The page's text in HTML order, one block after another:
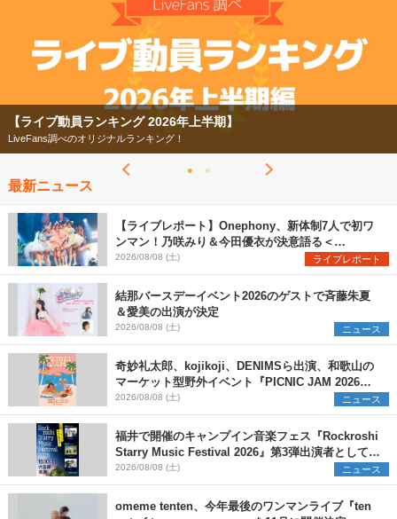
【ライブ動員ランキング 2026年上半期】
LiveFans調べのオリジナルランキング！
最新ニュース
【ライブレポート】Onephony、新体制7人で初ワ
ンマン！乃咲みり＆今田優衣が決意語る＜
Onephony新体制1st Oneman Live はじまりの夏
＞
2026/08/08 (土) ライブレポート
結那バースデーイベント2026のゲストで斉藤朱夏
＆愛美の出演が決定
2026/08/08 (土) ニュース
奇妙礼太郎、kojikoji、DENIMSら出演、和歌山の
マーケット型野外イベント『PICNIC JAM 2026』
早割チケット発売開始
2026/08/08 (土) ニュース
福井で開催のキャンプイン音楽フェス『Rockroshi
Starry Music Festival 2026』第3弾出演者として
SCOOBIE DO、かりゆし58、Reiを発表
2026/08/08 (土) ニュース
omeme tenten、今年最後のワンマンライブ『ten